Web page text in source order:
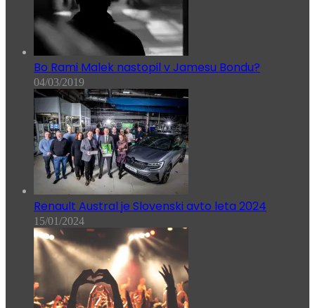
Bo Rami Malek nastopil v Jamesu Bondu?
04/03/2019
Renault Austral je Slovenski avto leta 2024
15/01/2024